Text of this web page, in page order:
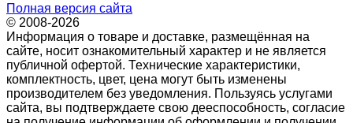
Полная версия сайта
© 2008-2026
Информация о товаре и доставке, размещённая на
сайте, носит ознакомительный характер и не является
публичной офертой. Технические характеристики,
комплектность, цвет, цена могут быть изменены
производителем без уведомления. Пользуясь услугами
сайта, вы подтверждаете свою дееспособность, согласие